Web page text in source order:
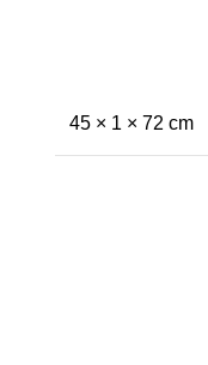
45 × 1 × 72 cm